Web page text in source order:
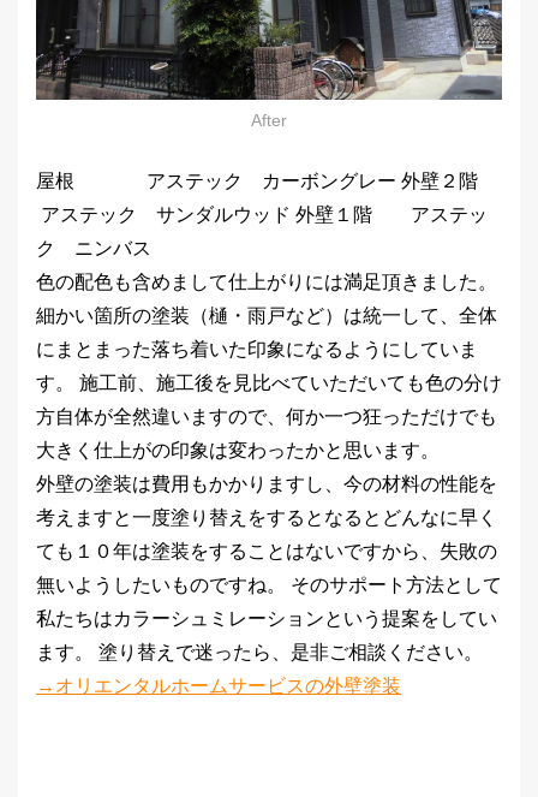
After
屋根 アステック カーボングレー 外壁２階
アステック サンダルウッド 外壁１階 アステッ
ク ニンバス
色の配色も含めまして仕上がりには満足頂きました。
細かい箇所の塗装（樋・雨戸など）は統一して、全体
にまとまった落ち着いた印象になるようにしていま
す。 施工前、施工後を見比べていただいても色の分け
方自体が全然違いますので、何か一つ狂っただけでも
大きく仕上がの印象は変わったかと思います。
外壁の塗装は費用もかかりますし、今の材料の性能を
考えますと一度塗り替えをするとなるとどんなに早く
ても１０年は塗装をすることはないですから、失敗の
無いようしたいものですね。 そのサポート方法として
私たちはカラーシュミレーションという提案をしてい
ます。 塗り替えで迷ったら、是非ご相談ください。
→オリエンタルホームサービスの外壁塗装